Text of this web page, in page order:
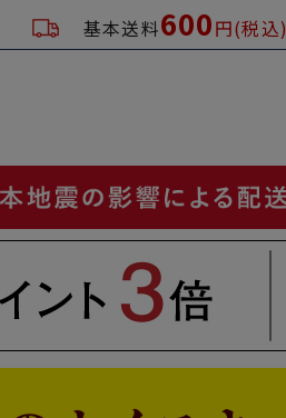
基本送料600円(税込)